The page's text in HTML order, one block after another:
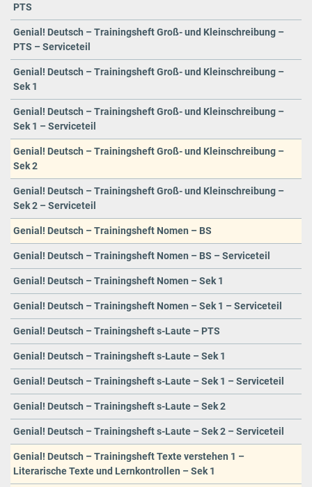
PTS
Genial! Deutsch – Trainingsheft Groß- und Kleinschreibung –
PTS – Serviceteil
Genial! Deutsch – Trainingsheft Groß- und Kleinschreibung –
Sek 1
Genial! Deutsch – Trainingsheft Groß- und Kleinschreibung –
Sek 1 – Serviceteil
Genial! Deutsch – Trainingsheft Groß- und Kleinschreibung –
Sek 2
Genial! Deutsch – Trainingsheft Groß- und Kleinschreibung –
Sek 2 – Serviceteil
Genial! Deutsch – Trainingsheft Nomen – BS
Genial! Deutsch – Trainingsheft Nomen – BS – Serviceteil
Genial! Deutsch – Trainingsheft Nomen – Sek 1
Genial! Deutsch – Trainingsheft Nomen – Sek 1 – Serviceteil
Genial! Deutsch – Trainingsheft s-Laute – PTS
Genial! Deutsch – Trainingsheft s-Laute – Sek 1
Genial! Deutsch – Trainingsheft s-Laute – Sek 1 – Serviceteil
Genial! Deutsch – Trainingsheft s-Laute – Sek 2
Genial! Deutsch – Trainingsheft s-Laute – Sek 2 – Serviceteil
Genial! Deutsch – Trainingsheft Texte verstehen 1 –
Literarische Texte und Lernkontrollen – Sek 1